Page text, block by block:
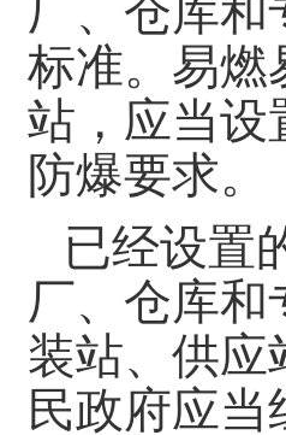
厂、仓库
标准。易燃
站，应当设
防爆要求。
已经设置
厂、仓库
装站、供应
民政府应